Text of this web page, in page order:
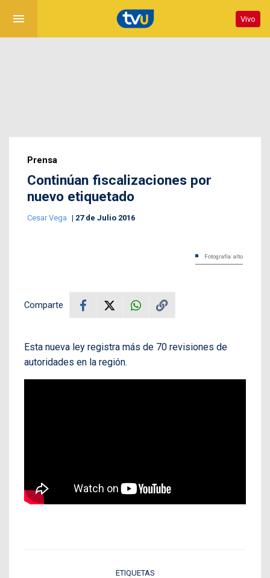
menu Vivo
Prensa
Continúan fiscalizaciones por
nuevo etiquetado
Cesar Vega 27 de Julio 2016
Fotografía: alto
Comparte
Esta nueva ley registra más de 70 revisiones de
autoridades en la región.
ETIQUETAS